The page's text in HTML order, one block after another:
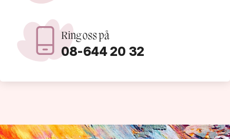
Ring oss på
08-644 20 32